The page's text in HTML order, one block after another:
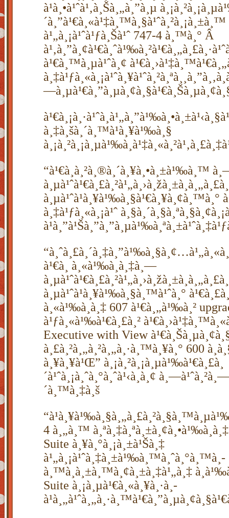
à¹à¸•à¹ˆà¹‚à¸Šà¸„à¸”à¸µ
à¹„à¸¡à¹ˆà¹ƒà¸Šà¹ˆ 747-4 à¸™à¸° Â
à¹€à¸™à¸µà¹ˆà¸¢
à¸‡à¸šà¸´à¸™à¹à¸¥à¹‰à¸§
“à¹€à¸­à¸²à¸®à¸´à¸¥à¸•à¸±à¹‰à¸™
à¸‡à¹ƒà¸«à¸¡à¹ˆ
à¹€à¸­ à¸«à¹‰à¸­à¸‡à¸—
à¸µà¹ˆà¹à¸¥à¹‰à¸§à¸™à¹ˆà¸°
à¸«à¹‰à¸­à¸‡ 607 à¹€à¸„à¹‰à¸²
à¹ƒà¸«à¹‰à¹€à¸£à¸²
Executive with View
à¸£à¸²à¸„à¸²à¸„à¸·à¸™à¸¥à¸° 600
à¸¥à¸¥à¹Œ” à¸¡à¸²à¸¡à¸µà¹‰à¹€à¸£à¸
´à¹ˆà¸¡à¸ˆà¸°à¸ˆà¹‹à¸­à¸¢
´à¸™à¸‡à¸š
4 à¸„à¸™
Suite à¸¥à¸°à¸¡à¸±à¹Šà¸‡
à¹„à¸¡à¹ˆà¸‡à¸±à¹‰à¸™à¸ˆà¸°à¸™à¸­
à¸™à¸à¸±à¸™à¸¢à¸±à¸‡à¹„à¸‡
Suite à¸¡à¸µà¹€à¸«à¸¥à¸·à¸­